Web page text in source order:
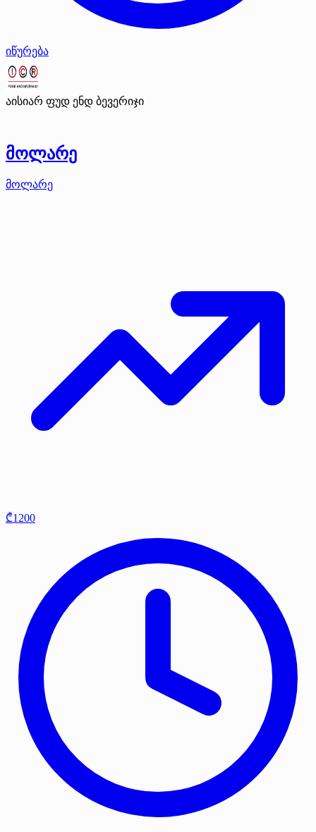
იწურება
აისიარ ფუდ ენდ ბევერიჯი
მოლარე
მოლარე
₾1200